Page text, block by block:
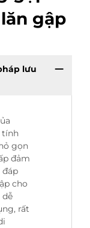
gập
lưu
tính
gọn
đảm
đáp
cho
dễ
rất